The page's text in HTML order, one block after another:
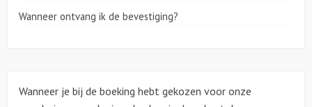
Locaties
Wanneer ontvang ik de bevestiging?
Wanneer je bij de boeking hebt gekozen voor onze